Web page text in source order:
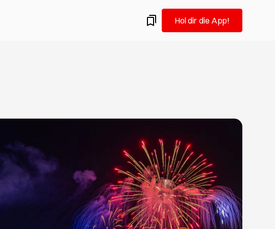
5 Gastro-Neueröffnungen, die du im August testen solltest
Du liebst Hamburgs Gastro-Szene und probierst gern Neues aus?
Dann bist du hier goldrichtig! Wir verraten dir, welche Restaurants,
Cafés und Bars in Hamburg frisch eröffnet haben und deine
Aufmerksamkeit verdienen.
Ausstellungen in Hamburg: Was du im August nicht verpassen
Hol dir die App!